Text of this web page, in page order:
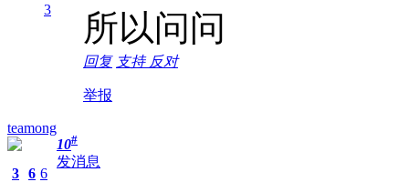
3
所以问问
回复 支持 反对
举报
teamong
3 6 6
10#
发消息